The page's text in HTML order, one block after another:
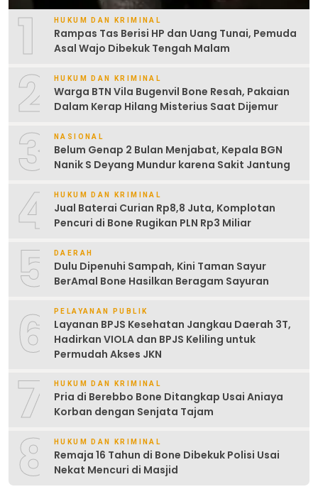
1 HUKUM DAN KRIMINAL
Rampas Tas Berisi HP dan Uang Tunai, Pemuda
Asal Wajo Dibekuk Tengah Malam
2 HUKUM DAN KRIMINAL
Warga BTN Vila Bugenvil Bone Resah, Pakaian
Dalam Kerap Hilang Misterius Saat Dijemur
3 NASIONAL
Belum Genap 2 Bulan Menjabat, Kepala BGN
Nanik S Deyang Mundur karena Sakit Jantung
4 HUKUM DAN KRIMINAL
Jual Baterai Curian Rp8,8 Juta, Komplotan
Pencuri di Bone Rugikan PLN Rp3 Miliar
5 DAERAH
Dulu Dipenuhi Sampah, Kini Taman Sayur
BerAmal Bone Hasilkan Beragam Sayuran
6 PELAYANAN PUBLIK
Layanan BPJS Kesehatan Jangkau Daerah 3T,
Hadirkan VIOLA dan BPJS Keliling untuk
Permudah Akses JKN
7 HUKUM DAN KRIMINAL
Pria di Berebbo Bone Ditangkap Usai Aniaya
Korban dengan Senjata Tajam
8 HUKUM DAN KRIMINAL
Remaja 16 Tahun di Bone Dibekuk Polisi Usai
Nekat Mencuri di Masjid